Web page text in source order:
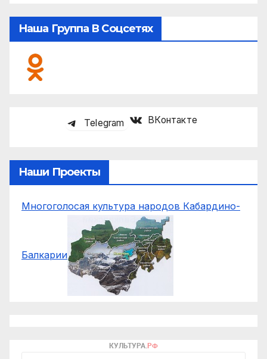
Наша Группа В Соцсетях
Telegram ВКонтакте
Наши Проекты
Многоголосая культура народов Кабардино-
Балкарии